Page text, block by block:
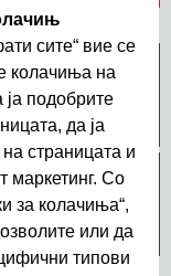
сите“ вие се
колачиња на
ja подобрите
да ja
страницата и
маркетинг. Со
за колачиња“,
или да
типови